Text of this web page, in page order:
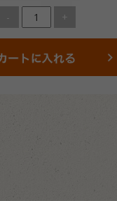
- +